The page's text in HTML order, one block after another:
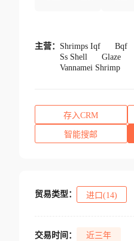
主营： Shrimps Iqf Bqf
Ss Shell
Glaze
Vannamei Shrimp
存入CRM
智能搜邮
贸易类型： 进口(14)
交易时间： 近三年